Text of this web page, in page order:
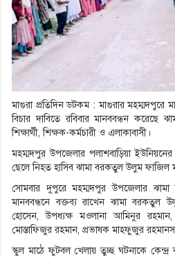
মাগুরা প্রতিদিন ডটকম : মাগুরার মহম্মদপুরে
বিচার দাবিতে রবিবার মানববন্ধন করেছে
শিক্ষার্থী, শিক্ষক-কর্মচারী ও এলাকাবাসী।
মহম্মদপুর উপজেলার পলাশবাড়িয়া
ছেলে নিহত হাসিব ঝামা বরকতুল উলুম ফাজিল
সোমবার দুপুরে মহম্মদপুর উপজেলার
মানববন্ধনে বক্তব্য রাখেন ঝামা বরকতুল
হোসেন, উপধ্যক্ষ মওলানা আমিনুর
মোস্তাফিজুর রহমান, প্রভাষক মাহফুজুর রহমানসহ
স্কুল মাঠে ফুটবল খেলায় তুচ্ছ ঘটনাকে কেন্দ্র